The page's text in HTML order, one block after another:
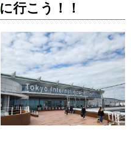
に行こう！！